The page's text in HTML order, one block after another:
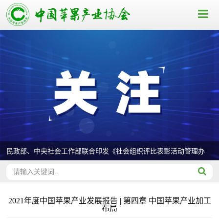
民政部、中央社会工作部联合印发《社会组织评比表彰活动管理办
2021年度中国苹果产业发展报告 | 第四章 中国苹果产业加工
布局